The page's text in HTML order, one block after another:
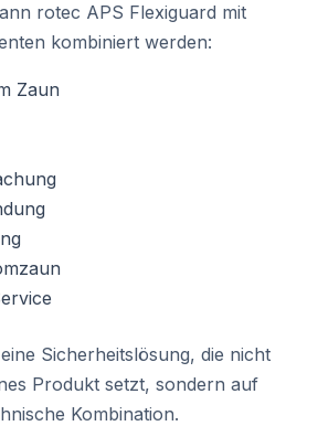
rotec APS Flexiguard mit
kombiniert werden:
Zaun
Sicherheitslösung, die nicht
Produkt setzt, sondern auf
Kombination.